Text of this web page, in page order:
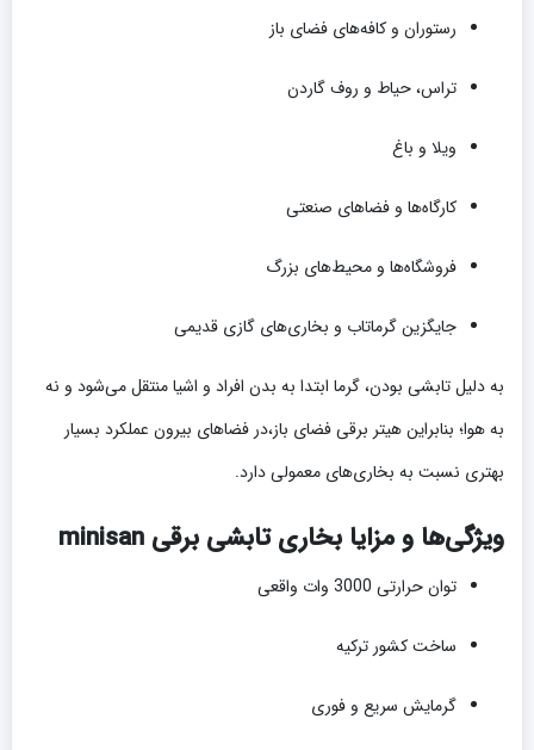
رستوران و کافه‌های فضای باز
تراس، حیاط و روف گاردن
ویلا و باغ
کارگاه‌ها و فضاهای صنعتی
فروشگاه‌ها و محیط‌های بزرگ
جایگزین گرماتاب و بخاری‌های گازی قدیمی
به دلیل تابشی بودن، گرما ابتدا به بدن افراد و اشیا منتقل می‌شود و نه
به هوا؛ بنابراین هیتر برقی فضای باز،در فضاهای بیرون عملکرد بسیار
بهتری نسبت به بخاری‌های معمولی دارد.
ویژگی‌ها و مزایا بخاری تابشی برقی minisan
توان حرارتی 3000 وات واقعی
ساخت کشور ترکیه
گرمایش سریع و فوری